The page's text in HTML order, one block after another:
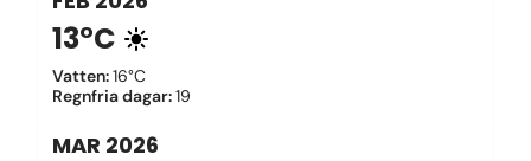
13°C
Vatten:16°C
Regnfria dagar:19
MAR 2026